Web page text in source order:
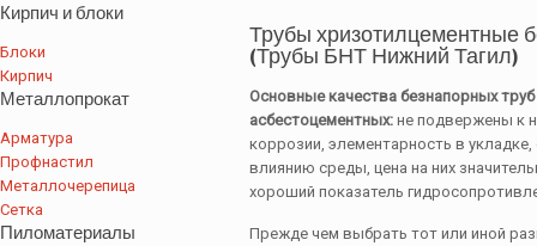
Трубы хризотилцементные
(Трубы БНТ Нижний Тагил)
Основные качества безнапорных труб
асбестоцементных:не подвержены к
коррозии, элементарность в
влиянию среды, цена на них
хороший показатель
Прежде чем выбрать тот или иной
Кирпич и блоки
Блоки
Кирпич
Металлопрокат
Арматура
Профнастил
Металлочерепица
Сетка
Пиломатериалы